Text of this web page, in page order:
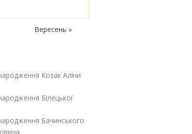
Вересень »
Козак Аліни
Білецької
Бачинського